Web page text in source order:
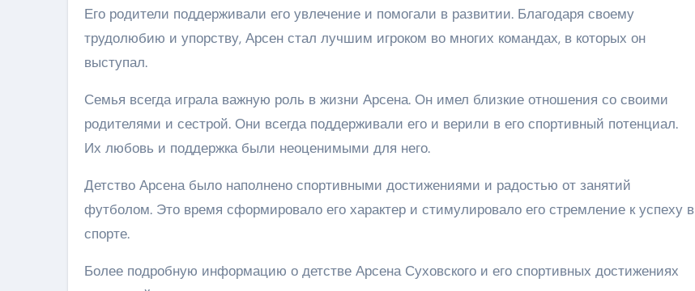
Его родители поддерживали его увлечение и помогали в развитии. Благодаря своему
трудолюбию и упорству, Арсен стал лучшим игроком во многих командах, в которых он
выступал.
Семья всегда играла важную роль в жизни Арсена. Он имел близкие отношения со своими
родителями и сестрой. Они всегда поддерживали его и верили в его спортивный потенциал.
Их любовь и поддержка были неоценимыми для него.
Детство Арсена было наполнено спортивными достижениями и радостью от занятий
футболом. Это время сформировало его характер и стимулировало его стремление к успеху в
спорте.
Более подробную информацию о детстве Арсена Суховского и его спортивных достижениях